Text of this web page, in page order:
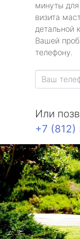
минуты
визита
детальной
Вашей
телефону.
Или
+7